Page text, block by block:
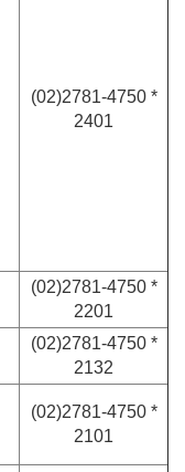
(02)2781-4750 *
2401
(02)2781-4750 *
2201
(02)2781-4750 *
2132
(02)2781-4750 *
2101